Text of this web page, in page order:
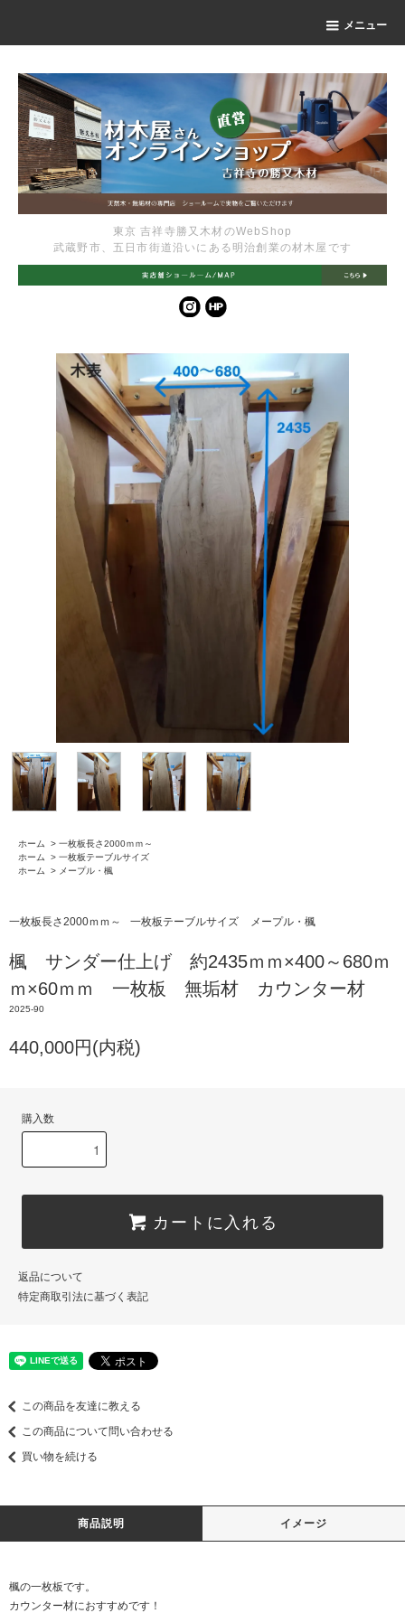
メニュー
東京 吉祥寺勝又木材のWebShop
武蔵野市、五日市街道沿いにある明治創業の材木屋です
ホーム > 一枚板長さ2000ｍｍ～
ホーム
> 一枚板テーブルサイズ
ホーム
> メープル・楓
一枚板長さ2000ｍｍ～ 一枚板テーブルサイズ メープル・楓
楓 サンダー仕上げ 約2435ｍｍ×400～680ｍ
ｍ×60ｍｍ 一枚板 無垢材 カウンター材
2025-90
440,000円(内税)
購入数
カートに入れる
返品について
特定商取引法に基づく表記
この商品を友達に教える
この商品について問い合わせる
買い物を続ける
商品説明 イメージ
楓の一枚板です。
カウンター材におすすめです！